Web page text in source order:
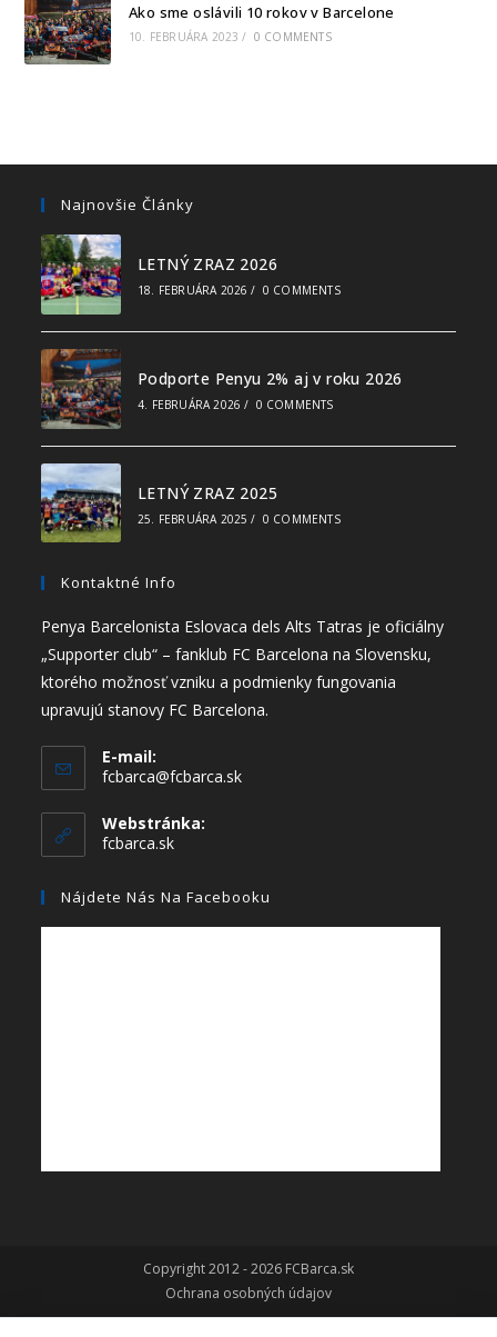
Ako sme oslávili 10 rokov v Barcelone
10. FEBRUÁRA 2023 / 0 COMMENTS
Najnovšie Články
LETNÝ ZRAZ 2026
18. FEBRUÁRA 2026 / 0 COMMENTS
Podporte Penyu 2% aj v roku 2026
4. FEBRUÁRA 2026 / 0 COMMENTS
LETNÝ ZRAZ 2025
25. FEBRUÁRA 2025 / 0 COMMENTS
Kontaktné Info
Penya Barcelonista Eslovaca dels Alts Tatras je oficiálny
„Supporter club“ – fanklub FC Barcelona na Slovensku,
ktorého možnosť vzniku a podmienky fungovania
upravujú stanovy FC Barcelona.
E-mail:
fcbarca@fcbarca.sk
Webstránka:
fcbarca.sk
Nájdete Nás Na Facebooku
Copyright 2012 - 2026 FCBarca.sk
Ochrana osobných údajov